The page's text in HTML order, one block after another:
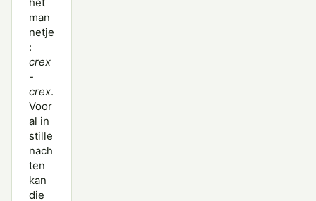
man
netje
:
crex
-
crex.
Voor
al in
stille
nach
ten
kan
die